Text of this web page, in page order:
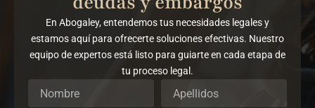
En Abogaley, entendemos tus necesidades legales y
estamos aquí para ofrecerte soluciones efectivas. Nuestro
equipo de expertos está listo para guiarte en cada etapa de
tu proceso legal.